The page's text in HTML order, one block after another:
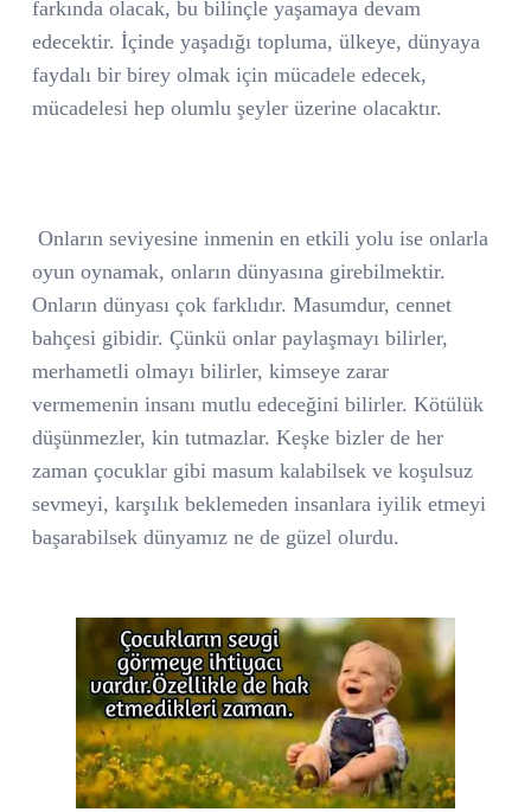
farkında olacak, bu bilinçle yaşamaya devam
edecektir. İçinde yaşadığı topluma, ülkeye, dünyaya
faydalı bir birey olmak için mücadele edecek,
mücadelesi hep olumlu şeyler üzerine olacaktır.
Onların seviyesine inmenin en etkili yolu ise onlarla
oyun oynamak, onların dünyasına girebilmektir.
Onların dünyası çok farklıdır. Masumdur, cennet
bahçesi gibidir. Çünkü onlar paylaşmayı bilirler,
merhametli olmayı bilirler, kimseye zarar
vermemenin insanı mutlu edeceğini bilirler. Kötülük
düşünmezler, kin tutmazlar. Keşke bizler de her
zaman çocuklar gibi masum kalabilsek ve koşulsuz
sevmeyi, karşılık beklemeden insanlara iyilik etmeyi
başarabilsek dünyamız ne de güzel olurdu.